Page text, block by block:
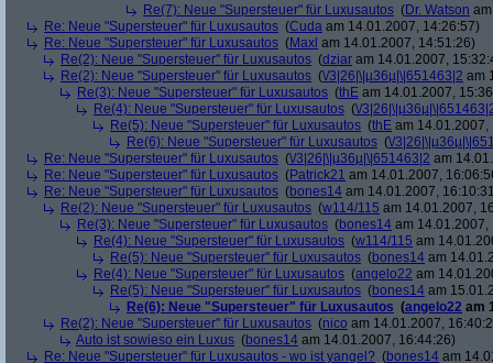
Re(7): Neue "Supersteuer" für Luxusautos (Dr. Watson
Re: Neue "Supersteuer" für Luxusautos (Cuda am 14.01.2007, 14:26:57)
Re: Neue "Supersteuer" für Luxusautos (Maxl am 14.01.2007, 14:51:26)
Re(2): Neue "Supersteuer" für Luxusautos (dziar am 14.01.2007,
Re(2): Neue "Supersteuer" für Luxusautos (\/3|26|\|µ36µ|\|651463|2 am
Re(3): Neue "Supersteuer" für Luxusautos (thE am 14.01.2007,
Re(4): Neue "Supersteuer" für Luxusautos (\/
Re(5): Neue "Supersteuer" für Luxusautos (thE am 14.01.2007,
Re(6): Neue "Supersteuer" für Luxusautos (\/
Re: Neue "Supersteuer" für Luxusautos (\/3|26|\|µ36µ|\|651463|2 am
Re: Neue "Supersteuer" für Luxusautos (Patrick21 am 14.01.2007,
Re: Neue "Supersteuer" für Luxusautos (bones14 am 14.01.2007,
Re(2): Neue "Supersteuer" für Luxusautos (w114/115 am 14.01.2007,
Re(3): Neue "Supersteuer" für Luxusautos (bones14 am 14.01.2007,
Re(4): Neue "Supersteuer" für Luxusautos (w114/115 am
Re(5): Neue "Supersteuer" für Luxusautos (bones14 am
Re(4): Neue "Supersteuer" für Luxusautos (angelo22 am
Re(5): Neue "Supersteuer" für Luxusautos (bones14 am
Re(6): Neue "Supersteuer" für Luxusautos (angelo22 am
Re(2): Neue "Supersteuer" für Luxusautos (nico am 14.01.2007,
Auto ist sowieso ein Luxus (bones14 am 14.01.2007, 16:44:26)
Re: Neue "Supersteuer" für Luxusautos - wo ist yangel? (bones14 am